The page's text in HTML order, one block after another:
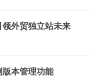
外贸独立站未来
本管理功能